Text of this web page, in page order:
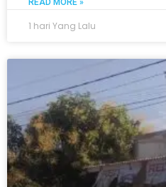
READ MORE »
1 hari Yang Lalu